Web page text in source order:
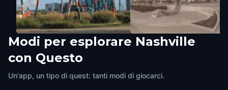
STIX Sculpture
Nashville ,United States of America
Light Meander Sculpture
Modi per esplorare Nashville
con Questo
Un'app, un tipo di quest: tanti modi di giocarci.